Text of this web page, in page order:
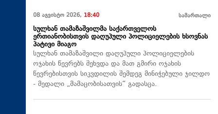
08 აგვისტო 2026, 18:40 სამართალი
სულხან თამაზაშვილმა საქართველოს
ერთიანობისთვის დაღუპული პოლიციელების ხსოვნას
პატივი მიაგო
სულხან თამაზაშვილი დაღუპული პოლიციელების
ოჯახის წევრებს შეხვდა და მათ გმირი ოჯახის
წევრებისთვის სიკვდილის შემდეგ მინიჭებული ჯილდო
- მედალი „მამაცობისათვის“ გადასცა.